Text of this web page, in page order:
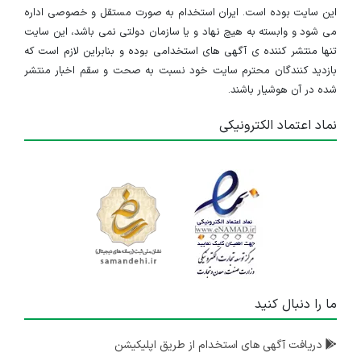
این سایت بوده است. ایران استخدام به صورت مستقل و خصوصی اداره
می شود و وابسته به هیچ نهاد و یا سازمان دولتی نمی باشد، این سایت
تنها منتشر کننده ی آگهی های استخدامی بوده و بنابراین لازم است که
بازدید کنندگان محترم سایت خود نسبت به صحت و سقم اخبار منتشر
شده در آن هوشیار باشند.
نماد اعتماد الکترونیکی
ما را دنبال کنید
دریافت آگهی های استخدام از طریق اپلیکیشن